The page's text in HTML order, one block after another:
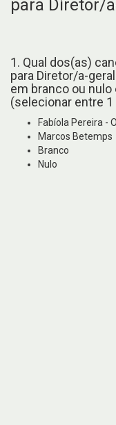
para Diretor/
1. Qual dos(as)
para Diretor/a-
em branco ou
(selecionar entre
Fabíola Pereira -
Marcos Betemps
Branco
Nulo